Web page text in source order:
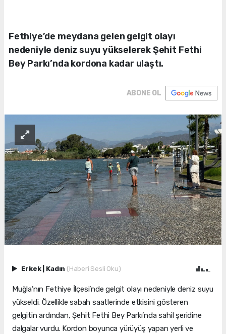
Fethiye’de meydana gelen gelgit olayı
nedeniyle deniz suyu yükselerek Şehit Fethi
Bey Parkı’nda kordona kadar ulaştı.
ABONE OL
Erkek Kadın (Haberi Sesli Oku)
Muğla’nın Fethiye İlçesi’nde gelgit olayı nedeniyle deniz suyu
yükseldi. Özellikle sabah saatlerinde etkisini gösteren
gelgitin ardından, Şehit Fethi Bey Parkı’nda sahil şeridine
dalgalar vurdu. Kordon boyunca yürüyüş yapan yerli ve